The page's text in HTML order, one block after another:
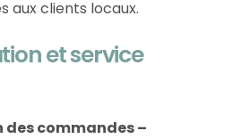
aux clients locaux.
et service
des commandes –